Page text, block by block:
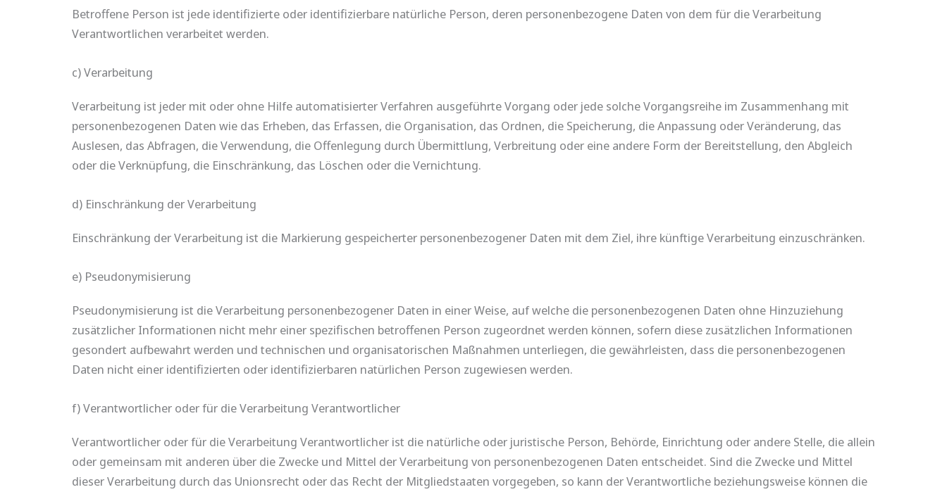
Betroffene Person ist jede identifizierte oder identifizierbare natürliche Person, deren personenbezogene Daten von dem für die Verarbeitung
Verantwortlichen verarbeitet werden.
c) Verarbeitung
Verarbeitung ist jeder mit oder ohne Hilfe automatisierter Verfahren ausgeführte Vorgang oder jede solche Vorgangsreihe im Zusammenhang mit
personenbezogenen Daten wie das Erheben, das Erfassen, die Organisation, das Ordnen, die Speicherung, die Anpassung oder Veränderung, das
Auslesen, das Abfragen, die Verwendung, die Offenlegung durch Übermittlung, Verbreitung oder eine andere Form der Bereitstellung, den Abgleich
oder die Verknüpfung, die Einschränkung, das Löschen oder die Vernichtung.
d) Einschränkung der Verarbeitung
Einschränkung der Verarbeitung ist die Markierung gespeicherter personenbezogener Daten mit dem Ziel, ihre künftige Verarbeitung einzuschränken.
e) Pseudonymisierung
Pseudonymisierung ist die Verarbeitung personenbezogener Daten in einer Weise, auf welche die personenbezogenen Daten ohne Hinzuziehung
zusätzlicher Informationen nicht mehr einer spezifischen betroffenen Person zugeordnet werden können, sofern diese zusätzlichen Informationen
gesondert aufbewahrt werden und technischen und organisatorischen Maßnahmen unterliegen, die gewährleisten, dass die personenbezogenen
Daten nicht einer identifizierten oder identifizierbaren natürlichen Person zugewiesen werden.
f) Verantwortlicher oder für die Verarbeitung Verantwortlicher
Verantwortlicher oder für die Verarbeitung Verantwortlicher ist die natürliche oder juristische Person, Behörde, Einrichtung oder andere Stelle, die allein
oder gemeinsam mit anderen über die Zwecke und Mittel der Verarbeitung von personenbezogenen Daten entscheidet. Sind die Zwecke und Mittel
dieser Verarbeitung durch das Unionsrecht oder das Recht der Mitgliedstaaten vorgegeben, so kann der Verantwortliche beziehungsweise können die